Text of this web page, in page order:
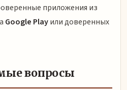
приложения из
Google Playили доверенных
вопросы